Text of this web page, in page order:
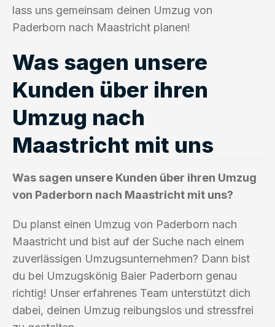
lass uns gemeinsam deinen Umzug von
Paderborn nach Maastricht planen!
Was sagen unsere
Kunden über ihren
Umzug nach
Maastricht mit uns
Was sagen unsere Kunden über ihren Umzug
von Paderborn nach Maastricht mit uns?
Du planst einen Umzug von Paderborn nach
Maastricht und bist auf der Suche nach einem
zuverlässigen Umzugsunternehmen? Dann bist
du bei Umzugskönig Baier Paderborn genau
richtig! Unser erfahrenes Team unterstützt dich
dabei, deinen Umzug reibungslos und stressfrei